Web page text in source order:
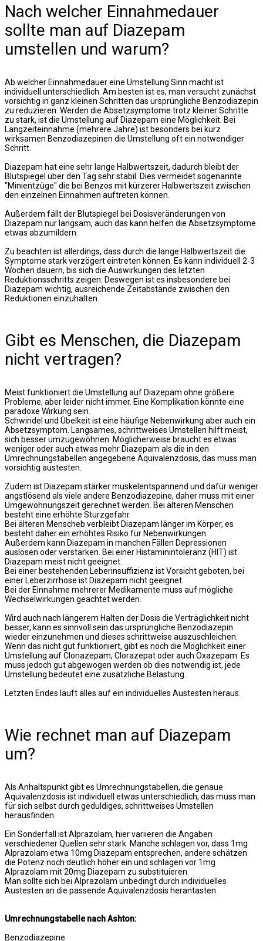
Nach welcher Einnahmedauer
sollte man auf Diazepam
umstellen und warum?
Ab welcher Einnahmedauer eine Umstellung Sinn macht ist
individuell unterschiedlich. Am besten ist es, man versucht zunächst
vorsichtig in ganz kleinen Schritten das ursprüngliche Benzodiazepin
zu reduzieren. Werden die Absetzsymptome trotz kleiner Schritte
zu stark, ist die Umstellung auf Diazepam eine Möglichkeit. Bei
Langzeiteinnahme (mehrere Jahre) ist besonders bei kurz
wirksamen Benzodiazepinen die Umstellung oft ein notwendiger
Schritt.
Diazepam hat eine sehr lange Halbwertszeit, dadurch bleibt der
Blutspiegel über den Tag sehr stabil. Dies vermeidet sogenannte
"Minientzüge" die bei Benzos mit kürzerer Halbwertszeit zwischen
den einzelnen Einnahmen auftreten können.
Außerdem fällt der Blutspiegel bei Dosisveränderungen von
Diazepam nur langsam, auch das kann helfen die Absetzsymptome
etwas abzumildern.
Zu beachten ist allerdings, dass durch die lange Halbwertszeit die
Symptome stark verzögert eintreten können. Es kann individuell 2-3
Wochen dauern, bis sich die Auswirkungen des letzten
Reduktionsschritts zeigen. Deswegen ist es insbesondere bei
Diazepam wichtig, ausreichende Zeitabstände zwischen den
Reduktionen einzuhalten.
Gibt es Menschen, die Diazepam
nicht vertragen?
Meist funktioniert die Umstellung auf Diazepam ohne größere
Probleme, aber leider nicht immer. Eine Komplikation könnte eine
paradoxe Wirkung sein.
Schwindel und Übelkeit ist eine häufige Nebenwirkung aber auch ein
Absetzsymptom. Langsames, schrittweises Umstellen hilft meist,
sich besser umzugewöhnen. Möglicherweise braucht es etwas
weniger oder auch etwas mehr Diazepam als die in den
Umrechnungstabellen angegebene Äquivalenzdosis, das muss man
vorsichtig austesten.
Zudem ist Diazepam stärker muskelentspannend und dafür weniger
angstlösend als viele andere Benzodiazepine, daher muss mit einer
Umgewöhnungszeit gerechnet werden. Bei älteren Menschen
besteht eine erhöhte Sturzgefahr.
Bei älteren Menscheb verbleibt Diazepam länger im Körper, es
besteht daher ein erhöhtes Risiko für Nebenwirkungen.
Außerdem kann Diazepam in manchen Fällen Depressionen
auslösen oder verstärken. Bei einer Histaminintoleranz (HIT) ist
Diazepam meist nicht geeignet.
Bei einer bestehenden Leberinsuffizienz ist Vorsicht geboten, bei
einer Leberzirrhose ist Diazepam nicht geeignet.
Bei der Einnahme mehrerer Medikamente muss auf mögliche
Wechselwirkungen geachtet werden.
Wird auch nach längerem Halten der Dosis die Verträglichkeit nicht
besser, kann es sinnvoll sein das ursprüngliche Benzodiazepin
wieder einzunehmen und dieses schrittweise auszuschleichen.
Wenn das nicht gut funktioniert, gibt es noch die Möglichkeit einer
Umstellung auf Clonazepam, Clorazepat oder auch Oxazepam. Es
muss jedoch gut abgewogen werden ob dies notwendig ist, jede
Umstellung bedeutet eine zusätzliche Belastung.
Letzten Endes läuft alles auf ein individuelles Austesten heraus.
Wie rechnet man auf Diazepam
um?
Als Anhaltspunkt gibt es Umrechnungstabellen, die genaue
Äquivalenzdosis ist individuell etwas unterschiedlich, das muss man
für sich selbst durch geduldiges, schrittweises Umstellen
herausfinden.
Ein Sonderfall ist Alprazolam, hier variieren die Angaben
verschiedener Quellen sehr stark. Manche schlagen vor, dass 1mg
Alprazolam etwa 10mg Diazepam entsprechen, andere schätzen
die Potenz noch deutlich höher ein und schlagen vor 1mg
Alprazolam mit 20mg Diazepam zu substituieren.
Man sollte sich bei Alprazolam unbedingt durch individuelles
Austesten an die passende Äquivalenzdosis herantasten.
Umrechnungstabelle nach Ashton:
Benzodiazepine